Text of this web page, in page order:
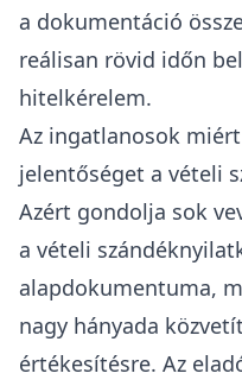
a dokumentáció
reálisan rövid időn
hitelkérelem.
Az ingatlanosok
jelentőséget a vételi
Azért gondolja sok
a vételi
alapdokumentuma,
nagy hányada
értékesítésre. Az